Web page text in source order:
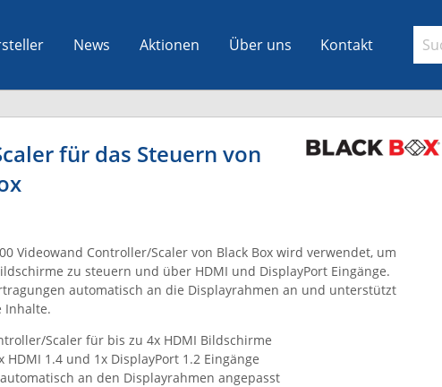
News Aktionen Über uns Kontakt
für das Steuern von
Videowand Controller/Scaler von Black Box wird verwendet, um
zu steuern und über HDMI und DisplayPort Eingänge.
automatisch an die Displayrahmen an und unterstützt
Inhalte.
Scaler für bis zu 4x HDMI Bildschirme
HDMI 1.4 und 1x DisplayPort 1.2 Eingänge
an den Displayrahmen angepasst